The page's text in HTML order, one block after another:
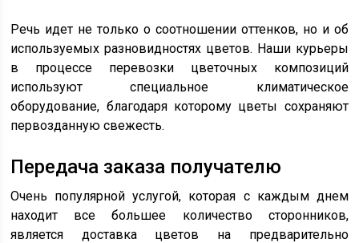
Речь идет не только о соотношении оттенков, но и об
используемых разновидностях цветов. Наши курьеры
в процессе перевозки цветочных композиций
используют специальное климатическое
оборудование, благодаря которому цветы сохраняют
первозданную свежесть.
Передача заказа получателю
Очень популярной услугой, которая с каждым днем
находит все большее количество сторонников,
является доставка цветов на предварительно